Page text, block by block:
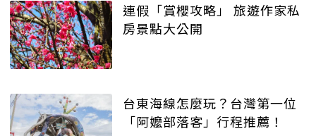
連假「賞櫻攻略」 旅遊作家私
房景點大公開
台東海線怎麼玩？台灣第一位
「阿嬤部落客」行程推薦！